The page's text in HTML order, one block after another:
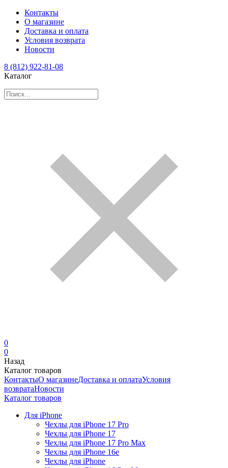
Контакты
О магазине
Доставка и оплата
Условия возврата
Новости
8 (812) 922-81-08
Каталог
0
0
Назад
Каталог товаров
КонтактыО магазинеДоставка и оплатаУсловия
возвратаНовости
Каталог товаров
Для iPhone
Чехлы для iPhone 17 Pro
Чехлы для iPhone 17
Чехлы для iPhone 17 Pro Max
Чехлы для iPhone 16e
Чехлы для iPhone